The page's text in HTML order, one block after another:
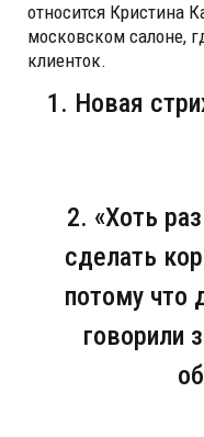
относится Кристина
московском салоне,
клиенток.
1. Новая
2. «Хоть
сделать
потому что
говорили